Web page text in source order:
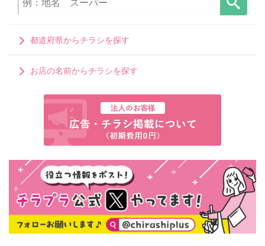
都道府県からチラシを探す
お店の名前からチラシを探す